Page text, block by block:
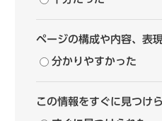
ページの構成や内容、表
分かりやすかった
この情報をすぐに見つけ